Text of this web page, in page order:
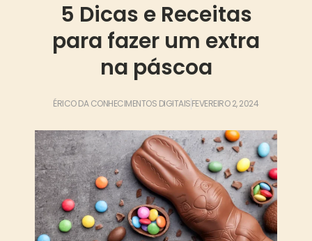
5 Dicas e Receitas
para fazer um extra
na páscoa
ÉRICO DA CONHECIMENTOS DIGITAISFEVEREIRO 2, 2024